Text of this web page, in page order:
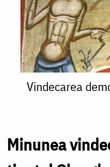
Vindecarea
ținutul
Vindecarea
Minunea